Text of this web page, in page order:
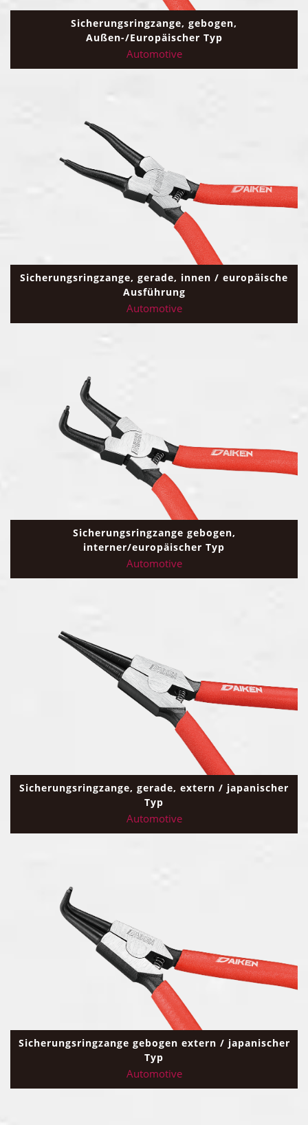
Sicherungsringzange, gebogen,
Außen-/Europäischer Typ
Automotive
Sicherungsringzange, gerade, innen / europäische
Ausführung
Automotive
Sicherungsringzange gebogen,
interner/europäischer Typ
Automotive
Sicherungsringzange, gerade, extern / japanischer
Typ
Automotive
Sicherungsringzange gebogen extern / japanischer
Typ
Automotive